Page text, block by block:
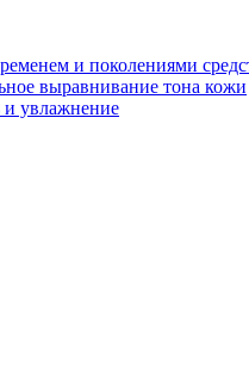
и поколениями
выравнивание тона кожи
и увлажнение